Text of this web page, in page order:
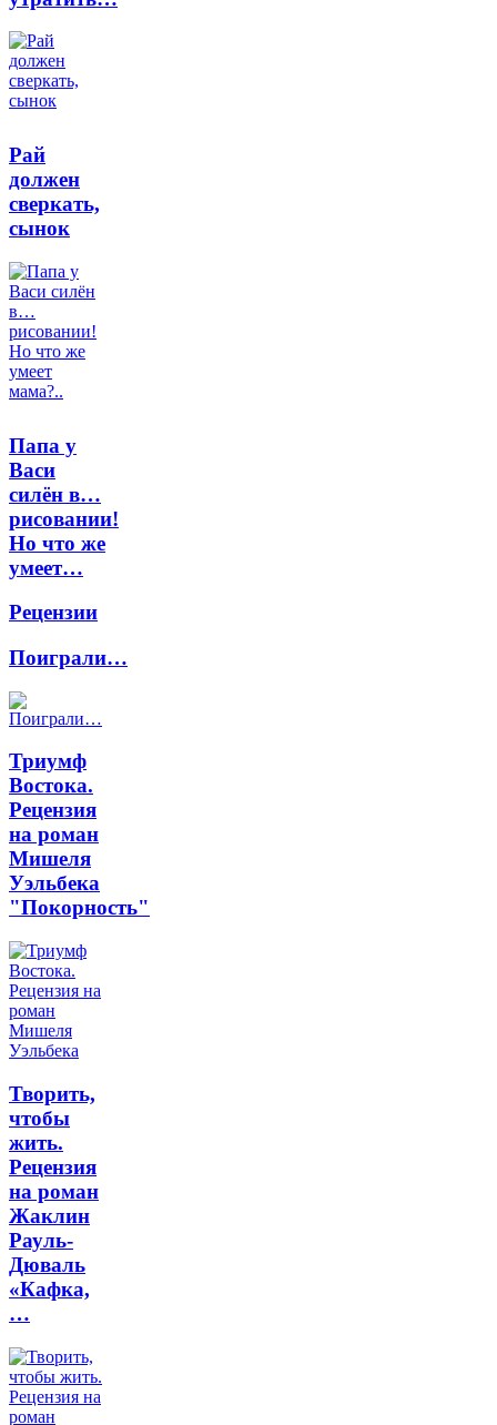
Рай
должен
сверкать,
сынок
Папа у
Васи
силён в…
рисовании!
Но что же
умеет…
Рецензии
Поиграли…
Триумф
Востока.
Рецензия
на роман
Мишеля
Уэльбека
"Покорность"
Творить,
чтобы
жить.
Рецензия
на роман
Жаклин
Рауль-
Дюваль
«Кафка,
…